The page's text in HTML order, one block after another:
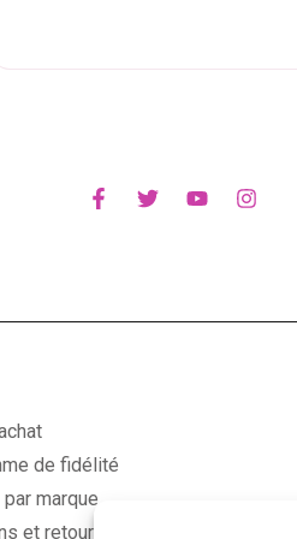
de fidélité
marque
et retours